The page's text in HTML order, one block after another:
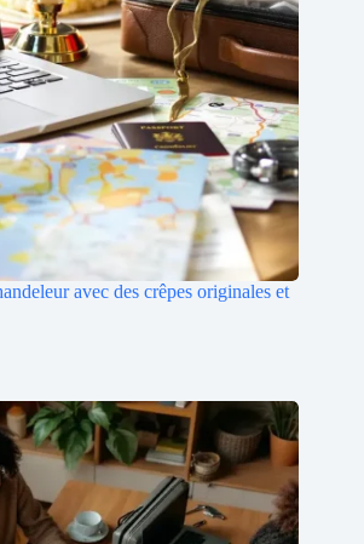
avec des crêpes originales et